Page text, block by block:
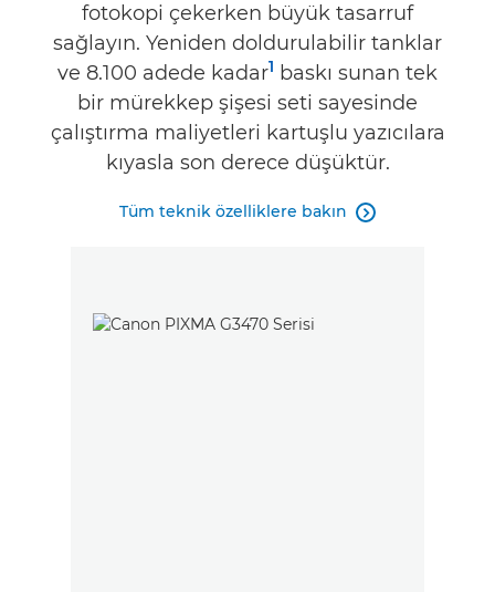
fotokopi çekerken büyük tasarruf
sağlayın. Yeniden doldurulabilir tanklar
ve 8.100 adede kadar1 baskı sunan tek
bir mürekkep şişesi seti sayesinde
çalıştırma maliyetleri kartuşlu yazıcılara
kıyasla son derece düşüktür.
Tüm teknik özelliklere bakın 